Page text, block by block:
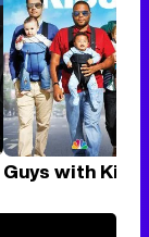
Guys with Kids